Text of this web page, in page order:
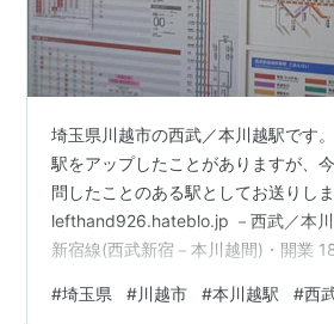
料金が別途かかる列車
特急「小江戸 」
リスト：駅キーワード
リスト：駅つきキーワード
埼玉県川越市の西武／本川越駅です
駅をアップしたことがありますが、
問したことのある駅としてお送りし
lefthand926.hateblo.jp －西武／本
新宿線(西武新宿－本川越間)・開業
員 26,753 人／日 (2019年)・近隣の
#埼玉県 #川越市 #本川越駅 #西